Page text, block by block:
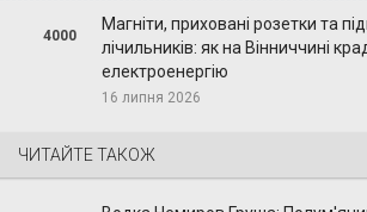
4000
Магніти, приховані розетки та
лічильників: як на Вінниччині
електроенергію
16 липня 2026
ЧИТАЙТЕ ТАКОЖ